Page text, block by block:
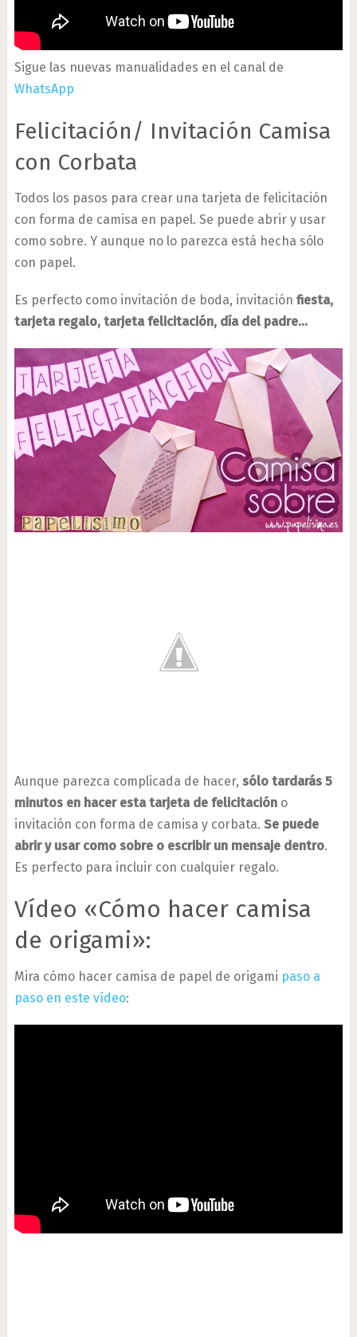
Sigue las nuevas manualidades en el canal de
WhatsApp
Felicitación/ Invitación Camisa
con Corbata
Todos los pasos para crear una tarjeta de felicitación
con forma de camisa en papel. Se puede abrir y usar
como sobre. Y aunque no lo parezca está hecha sólo
con papel.
Es perfecto como invitación de boda, invitación fiesta,
tarjeta regalo, tarjeta felicitación, día del padre…
Aunque parezca complicada de hacer, sólo tardarás 5
minutos en hacer esta tarjeta de felicitacióno
invitación con forma de camisa y corbata. Se puede
abrir y usar como sobre o escribir un mensaje dentro.
Es perfecto para incluir con cualquier regalo.
Vídeo «Cómo hacer camisa
de origami»:
Mira cómo hacer camisa de papel de origami paso a
paso en este vídeo: